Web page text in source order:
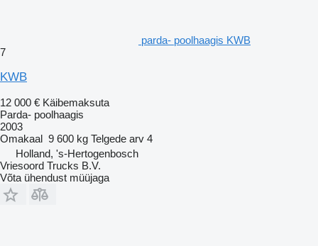
parda- poolhaagis KWB
7
KWB
12 000 € Käibemaksuta
Parda- poolhaagis
2003
Omakaal 9 600 kg Telgede arv 4
Holland, 's-Hertogenbosch
Vriesoord Trucks B.V.
Võta ühendust müüjaga